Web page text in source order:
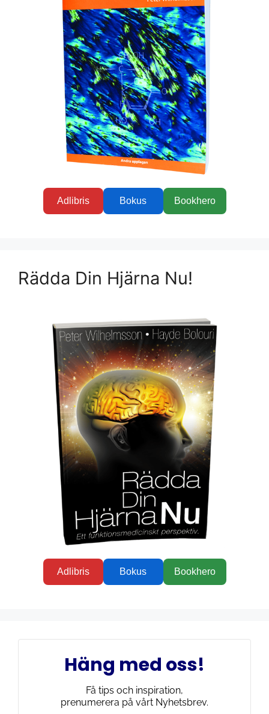
Adlibris Bokus Bookhero
Rädda Din Hjärna Nu!
Adlibris Bokus Bookhero
Häng med oss!
Få tips och inspiration,
prenumerera på vårt Nyhetsbrev.